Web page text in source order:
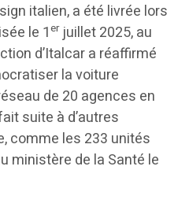
italien, a été livrée lors
le 1erjuillet 2025, au
d’Italcar a réaffirmé
la voiture
de 20 agences en
suite à d’autres
comme les 233 unités
ministère de la Santé le